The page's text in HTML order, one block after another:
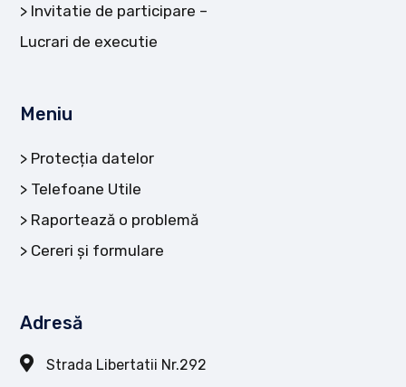
Invitatie de participare –
Lucrari de executie
Meniu
Protecția datelor
Telefoane Utile
Raportează o problemă
Cereri și formulare
Adresă
Strada Libertatii Nr.292